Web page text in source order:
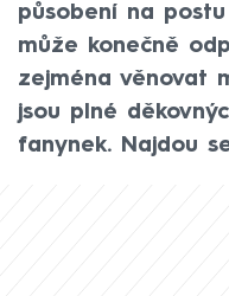
působení na
může konečně
zejména věnovat
jsou plné
fanynek. Najdou